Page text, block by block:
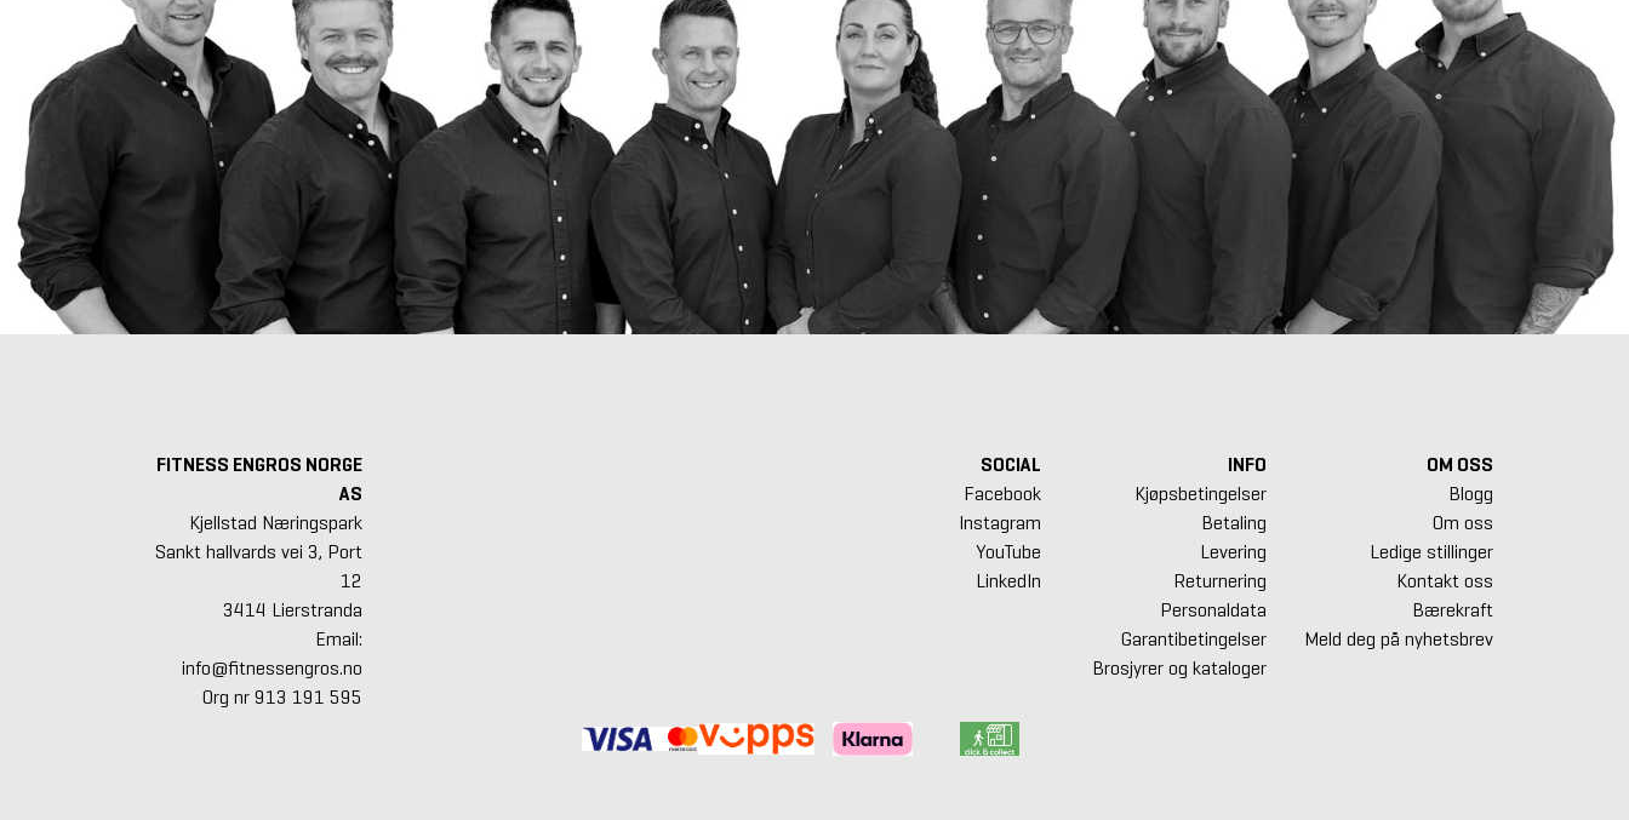
FITNESS ENGROS NORGE
AS
Kjellstad Næringspark
Sankt hallvards vei 3, Port
12
3414 Lierstranda
Email:
info@fitnessengros.no
Org nr 913 191 595
SOCIAL
Facebook
Instagram
YouTube
LinkedIn
INFO
Kjøpsbetingelser
Betaling
Levering
Returnering
Personaldata
Garantibetingelser
Brosjyrer og kataloger
OM OSS
Blogg
Om oss
Ledige stillinger
Kontakt oss
Bærekraft
Meld deg på nyhetsbrev